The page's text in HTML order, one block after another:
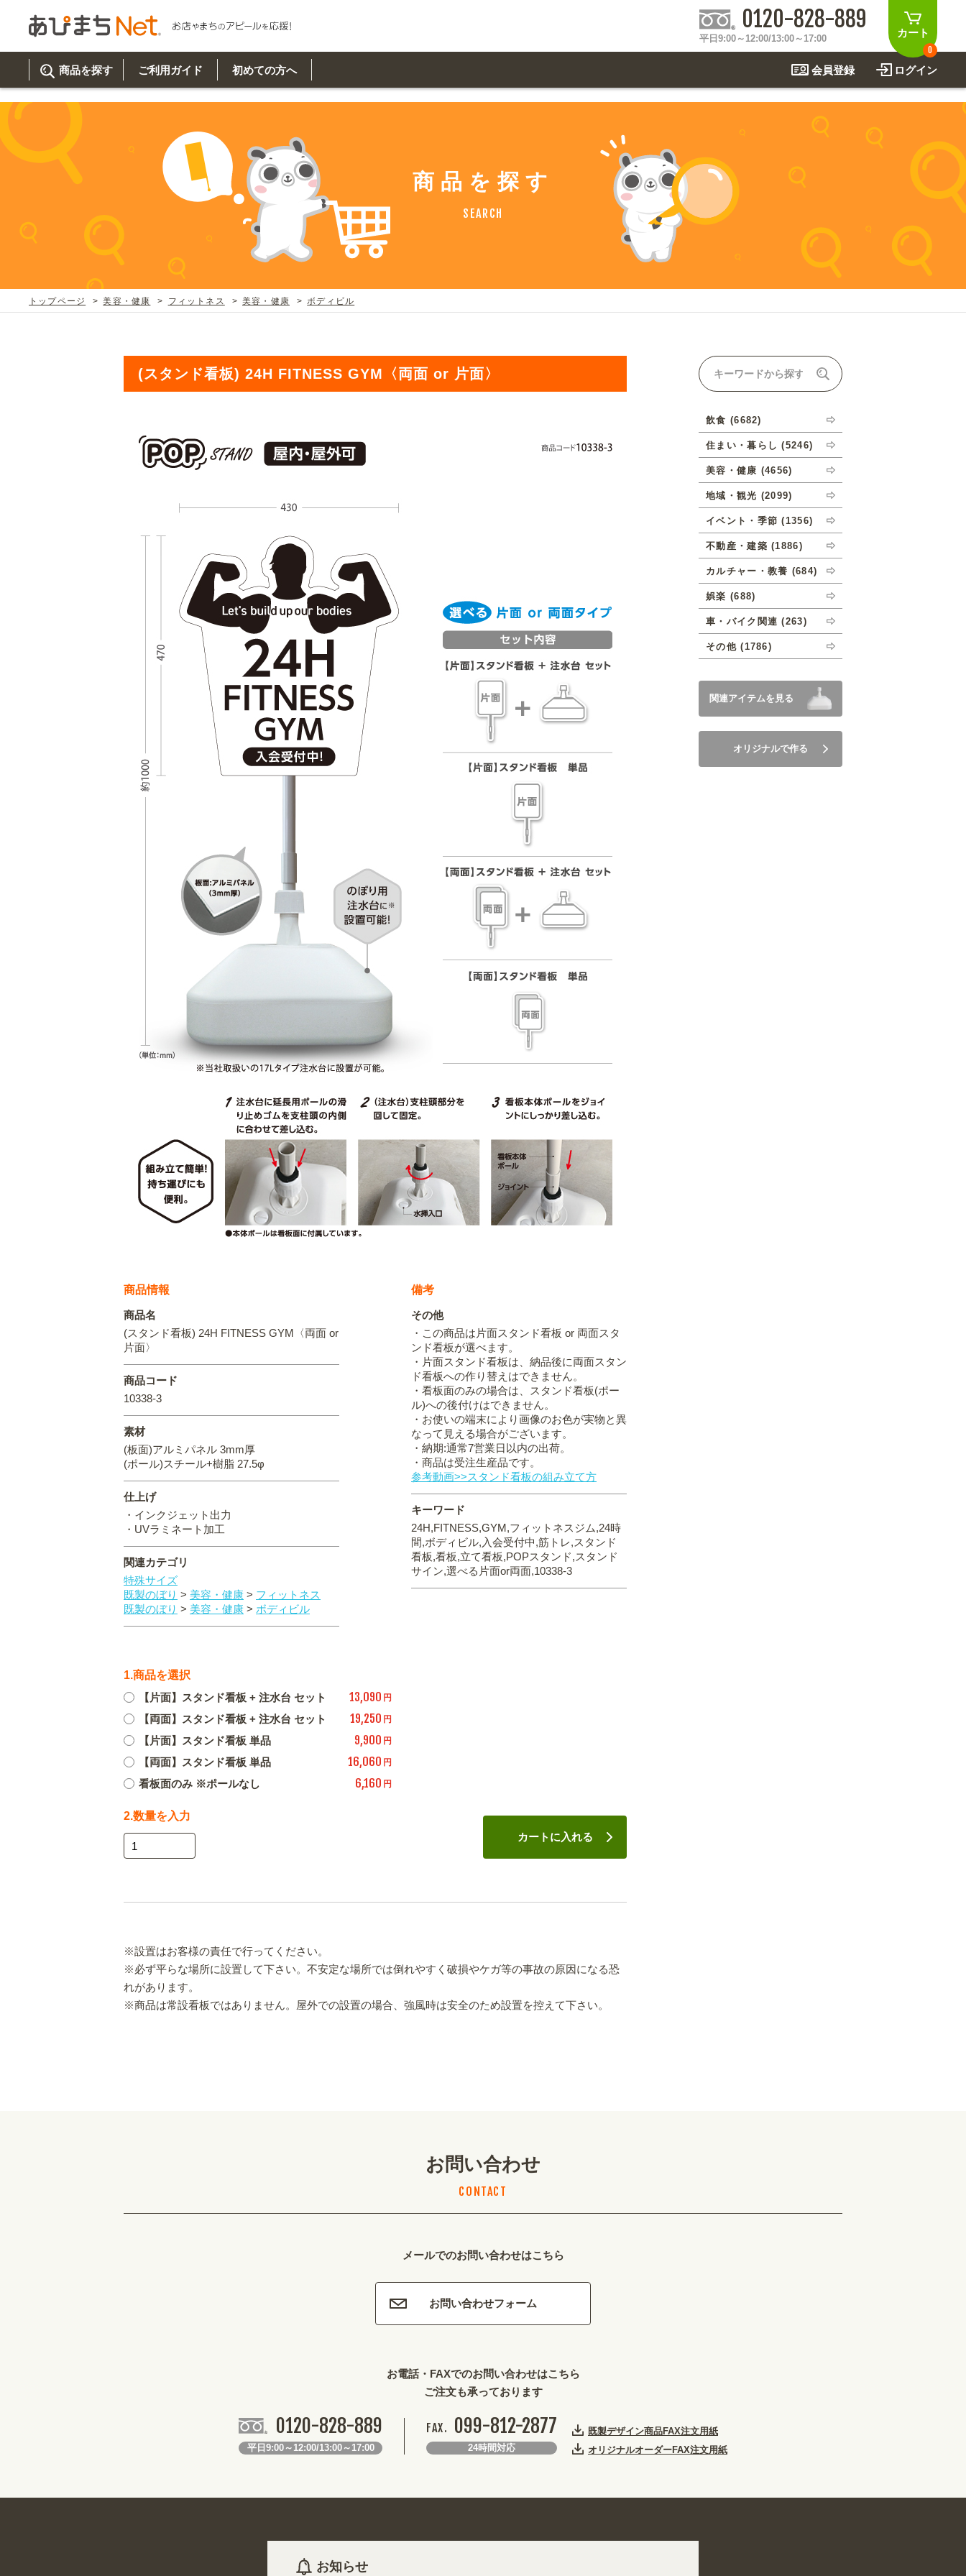
カート
0
0120-828-889
平日9:00～12:00/13:00～17:00
ログイン
会員登録
商品を探す
韓国グルメ 駐車場
住まい・暮らし
美容・健康
イベント・季節
車・バイク関連
関連アイテムを見る
ご利用ガイド
ご利用ガイド トップ
取り扱い商品一覧
既製デザイン商品注文方法
お届け納期と配送方法
初めての方へ
初めての方へ トップ
商品について
お客様の声
オリジナルオーダー制作事例
商品を探す
SEARCH
トップページ 美容・健康 フィットネス 美容・健康 ボディビル
(スタンド看板) 24H FITNESS GYM〈両面 or 片面〉
商品情報
商品名
(スタンド看板) 24H FITNESS GYM〈両面 or
片面〉
商品コード
10338-3
素材
(板面)アルミパネル 3mm厚
(ポール)スチール+樹脂 27.5φ
仕上げ
・インクジェット出力
・UVラミネート加工
関連カテゴリ
特殊サイズ
既製のぼり > 美容・健康 > フィットネス
既製のぼり > 美容・健康 > ボディビル
備考
その他
・この商品は片面スタンド看板 or 両面スタ
ンド看板が選べます。
・片面スタンド看板は、納品後に両面スタン
ド看板への作り替えはできません。
・看板面のみの場合は、スタンド看板(ポー
ル)への後付けはできません。
・お使いの端末により画像のお色が実物と異
なって見える場合がございます。
・納期:通常7営業日以内の出荷。
・商品は受注生産品です。
参考動画>>スタンド看板の組み立て方
キーワード
24H,FITNESS,GYM,フィットネスジム,24時
間,ボディビル,入会受付中,筋トレ,スタンド
看板,看板,立て看板,POPスタンド,スタンド
サイン,選べる片面or両面,10338-3
1.商品を選択
【片面】スタンド看板 + 注水台 セット
13,090 円
【両面】スタンド看板 + 注水台 セット 19,250 円
【片面】スタンド看板 単品 9,900 円
【両面】スタンド看板 単品 16,060 円
看板面のみ ※ポールなし 6,160 円
2.数量を入力
カートに入れる
※設置はお客様の責任で行ってください。
※必ず平らな場所に設置して下さい。不安定な場所では倒れやすく破損やケガ等の事故の原因になる恐
れがあります。
※商品は常設看板ではありません。屋外での設置の場合、強風時は安全のため設置を控えて下さい。
飲食 (6682)
住まい・暮らし (5246)
美容・健康 (4656)
地域・観光 (2099)
イベント・季節 (1356)
不動産・建築 (1886)
カルチャー・教養 (684)
娯楽 (688)
車・バイク関連 (263)
その他 (1786)
関連アイテムを見る
オリジナルで作る
お問い合わせ
CONTACT
メールでのお問い合わせはこちら
お問い合わせフォーム
お電話・FAXでのお問い合わせはこちら
ご注文も承っております
0120-828-889
平日9:00～12:00/13:00～17:00
FAX. 099-812-2877
24時間対応
既製デザイン商品FAX注文用紙
オリジナルオーダーFAX注文用紙
お知らせ